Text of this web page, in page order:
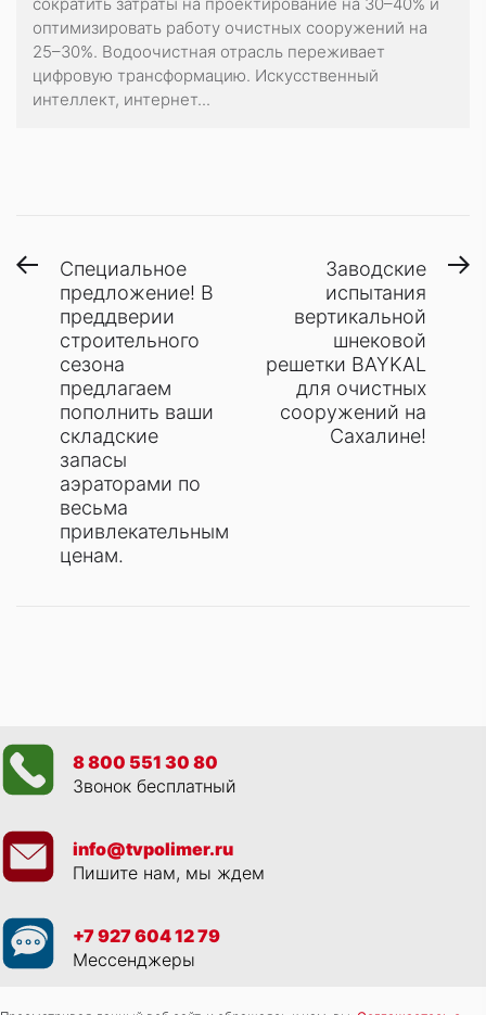
оптимизировать работу очистных сооружений на
25–30%. Водоочистная отрасль переживает
цифровую трансформацию. Искусственный
интеллект, интернет...
Навигация
записям
Предыдущая
запись:
Специальное
предложение! В
преддверии
строительного
сезона
предлагаем
пополнить ваши
складские
запасы
аэраторами по
весьма
привлекательным
ценам.
Заводские
испытания
вертикальной
шнековой
решетки BAYKAL
для очистных
сооружений на
Сахалине!
8 800 551 30 80
Звонок бесплатный
info@tvpolimer.ru
Пишите нам, мы ждем
+7 927 604 12 79
Мессенджеры